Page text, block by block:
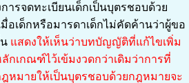
รจดทะเบียนเด็กเป็นบุตรชอบด้วย
อเด็กหรือมารดาเด็กไม่คัดค้านว่าผู้ขอ
แสดงให้เห็นว่าบทบัญญัติที่แก้ไขเพิ่ม
กเกณฑ์ไว้เข้มงวดกว่าเดิมว่าการที่
หมายให้เป็นบุตรชอบด้วยกฎหมายจะ